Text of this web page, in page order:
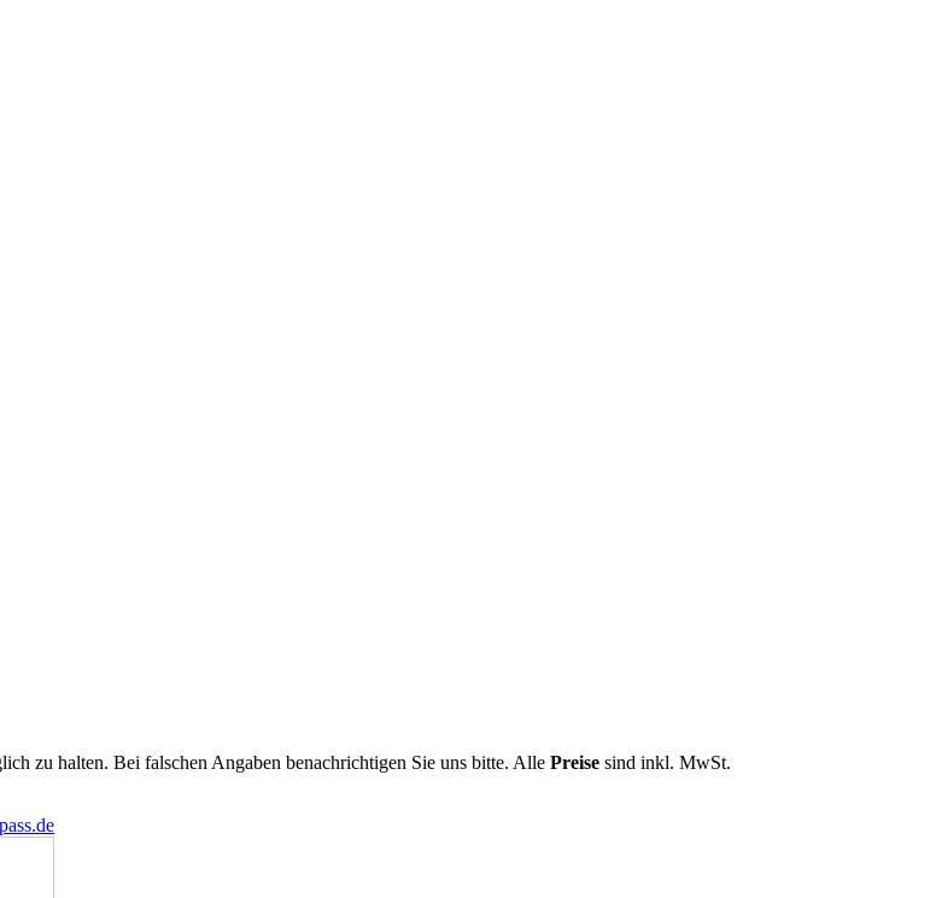
zu halten. Bei falschen Angaben benachrichtigen Sie uns bitte. Alle Preise sind inkl. MwSt.